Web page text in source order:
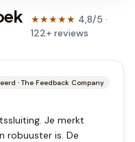
★★★★★ 4,8/5 ·
122+reviews
·The Feedback Company
Je merkt
robuuster is. De